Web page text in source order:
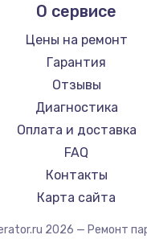
Заказать
Техобслуживание
900 руб.
Заказать
/ подключение /
1300 руб.
Заказать
Hotpoint Ariston
DELTA
Silter
Chayka
Beko
Vivitek
О сервисе
Цены на ремонт
Гарантия
Отзывы
Диагностика
Оплата и доставка
FAQ
Контакты
Карта сайта
2026 — Ремонт